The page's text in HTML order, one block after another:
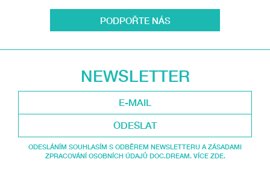
PODPOŘTE NÁS
NEWSLETTER
ODESLAT
ODESLÁNÍM SOUHLASÍM S ODBĚREM NEWSLETTERU A ZÁSADAMI
ZPRACOVÁNÍ OSOBNÍCH ÚDAJŮ DOC.DREAM. VÍCE ZDE.